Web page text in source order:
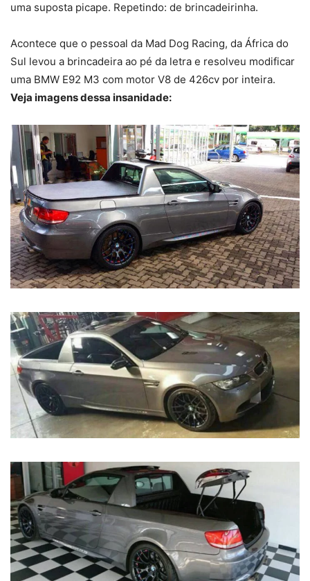
uma suposta picape. Repetindo: de brincadeirinha.
Acontece que o pessoal da Mad Dog Racing, da África do
Sul levou a brincadeira ao pé da letra e resolveu modificar
uma BMW E92 M3 com motor V8 de 426cv por inteira.
Veja imagens dessa insanidade: